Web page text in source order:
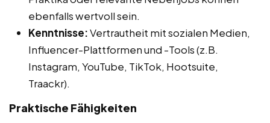
ebenfalls wertvoll sein.
Kenntnisse:Vertrautheit mit sozialen Medien,
Influencer-Plattformen und -Tools (z.B.
Instagram, YouTube, TikTok, Hootsuite,
Traackr).
Praktische Fähigkeiten